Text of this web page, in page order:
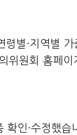
별·지역별 가
위원회 홈페이
인·수정했습